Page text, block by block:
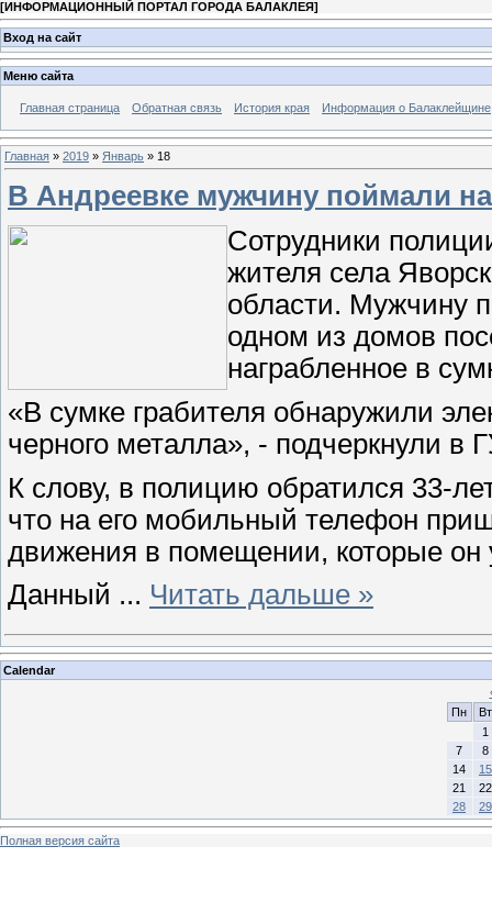
[ИНФОРМАЦИОННЫЙ ПОРТАЛ ГОРОДА БАЛАКЛЕЯ]
Вход на сайт
Меню сайта
Главная страница Обратная связь История края Информация о Балаклейщине
Главная » 2019 » Январь » 18
В Андреевке мужчину поймали
Сотрудники
жителя села
области. Мужчину
одном из домов
награбленное в
«В сумке грабителя обнаружили
черного металла», - подчеркнули в
К слову, в полицию обратился 33-
что на его мобильный телефон
движения в помещении, которые он
Данный ... Читать дальше »
Calendar
Пн
Вт
1
7
8
14
15
21
22
28
29
Полная версия сайта